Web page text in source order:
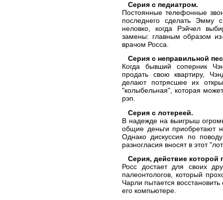
Серия с педиатром.
Постоянные телефонные
последнего сделать Эмму
неловко, когда Рэйчел
замены: главным образом
врачом Росса.
Серия с неправильной
Когда бывший соперник
продать свою квартиру,
делают потрясшее их
"колыбельная", которая
рэп.
Серия с лотереей.
В надежде на выигрыш
общие деньги приобретают
Однако дискуссия по
разногласия вносят в этот
Серия, действие которой
Росс достает для своих
палеонтологов, который
Чарли пытается
его компьютере.